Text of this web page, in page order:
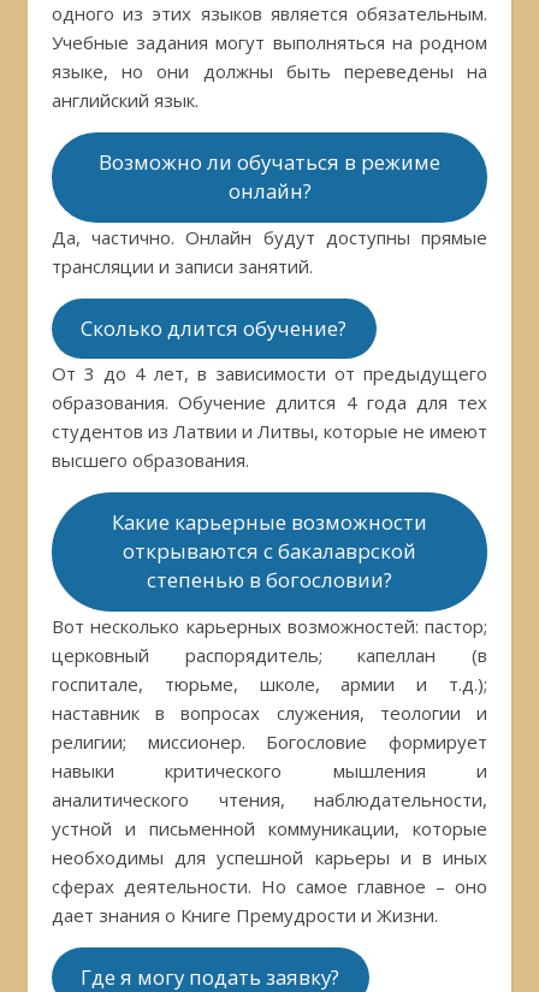
одного из этих языков является обязательным.
Учебные задания могут выполняться на родном
языке, но они должны быть переведены на
английский язык.
Возможно ли обучаться в режиме
онлайн?
Да, частично. Онлайн будут доступны прямые
трансляции и записи занятий.
Сколько длится обучение?
От 3 до 4 лет, в зависимости от предыдущего
образования. Обучение длится 4 года для тех
студентов из Латвии и Литвы, которые не имеют
высшего образования.
Какие карьерные возможности
открываются с бакалаврской
степенью в богословии?
Вот несколько карьерных возможностей: пастор;
церковный распорядитель; капеллан (в
госпитале, тюрьме, школе, армии и т.д.);
наставник в вопросах служения, теологии и
религии; миссионер. Богословие формирует
навыки критического мышления и
аналитического чтения, наблюдательности,
устной и письменной коммуникации, которые
необходимы для успешной карьеры и в иных
сферах деятельности. Но самое главное – оно
дает знания о Книге Премудрости и Жизни.
Где я могу подать заявку?